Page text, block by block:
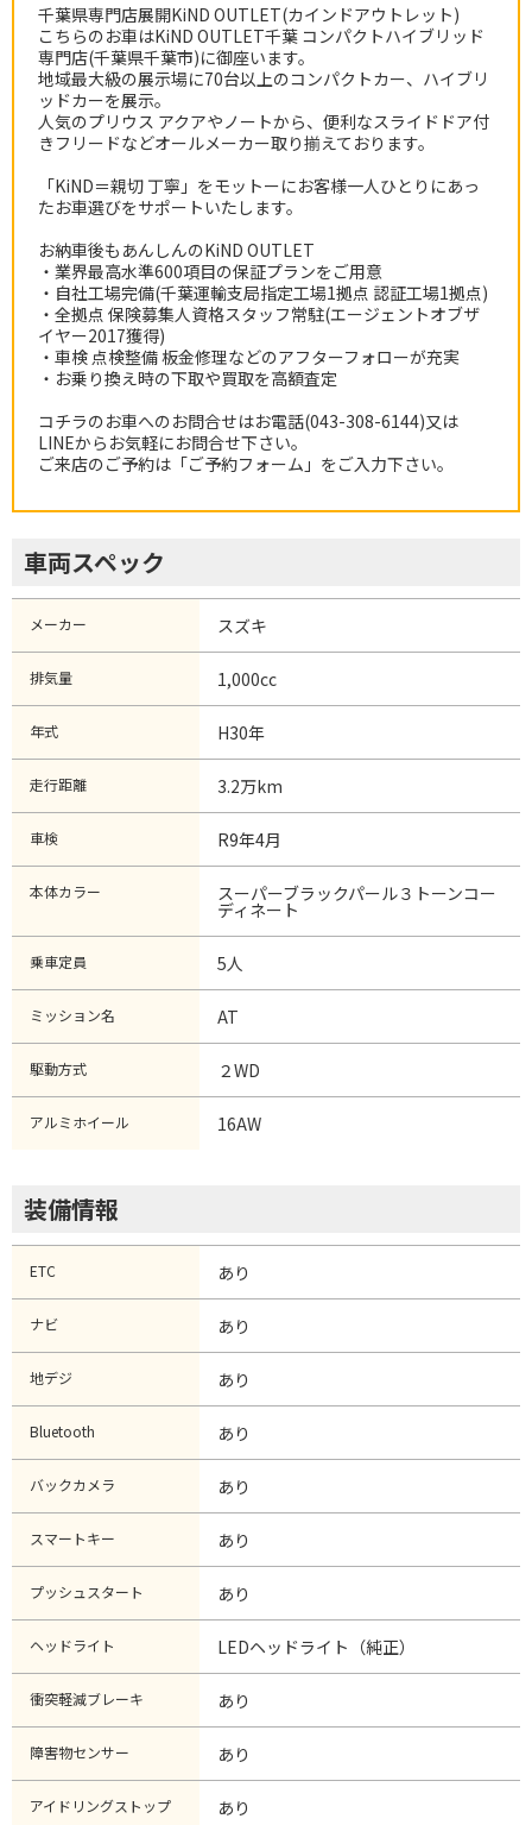
千葉県専門店展開KiND OUTLET(カインドアウトレット)
こちらのお車はKiND OUTLET千葉 コンパクトハイブリッド
専門店(千葉県千葉市)に御座います。
地域最大級の展示場に70台以上のコンパクトカー、ハイブリ
ッドカーを展示。
人気のプリウス アクアやノートから、便利なスライドドア付
きフリードなどオールメーカー取り揃えております。
「KiND＝親切 丁寧」をモットーにお客様一人ひとりにあっ
たお車選びをサポートいたします。
お納車後もあんしんのKiND OUTLET
・業界最高水準600項目の保証プランをご用意
・自社工場完備(千葉運輸支局指定工場1拠点 認証工場1拠点)
・全拠点 保険募集人資格スタッフ常駐(エージェントオブザ
イヤー2017獲得)
・車検 点検整備 板金修理などのアフターフォローが充実
・お乗り換え時の下取や買取を高額査定
コチラのお車へのお問合せはお電話(043-308-6144)又は
LINEからお気軽にお問合せ下さい。
ご来店のご予約は「ご予約フォーム」をご入力下さい。
車両スペック
メーカー スズキ
排気量 1,000cc
年式 H30年
走行距離 3.2万km
車検 R9年4月
本体カラー スーパーブラックパール３トーンコー
ディネート
乗車定員 5人
ミッション名 AT
駆動方式 ２WD
アルミホイール 16AW
装備情報
ETC あり
ナビ あり
地デジ あり
Bluetooth あり
バックカメラ あり
スマートキー あり
プッシュスタート あり
ヘッドライト LEDヘッドライト（純正）
衝突軽減ブレーキ あり
障害物センサー あり
アイドリングストップ あり